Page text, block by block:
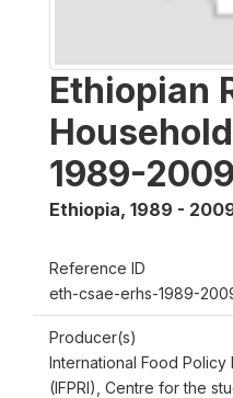
Ethiopian
1989-2009
Ethiopia, 1989 -
Reference ID
eth-csae-erhs-1989-
Producer(s)
International Food Policy
(IFPRI), Centre for the